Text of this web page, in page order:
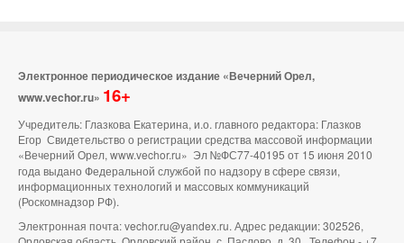
Электронное периодическое издание «Вечерний Орел,
www.vechor.ru» 16+
Учредитель: Глазкова Екатерина, и.о. главного редактора: Глазков
Егор Свидетельство о регистрации средства массовой информации
«Вечерний Орел, www.vechor.ru» Эл №ФС77-40195 от 15 июня 2010
года выдано Федеральной службой по надзору в сфере связи,
информационных технологий и массовых коммуникаций
(Роскомнадзор РФ).
Электронная почта: vechor.ru@yandex.ru. Адрес редакции: 302526,